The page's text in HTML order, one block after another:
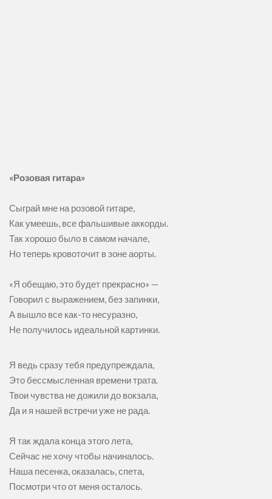
«Розовая гитара»
Сыграй мне на розовой гитаре,
Как умеешь, все фальшивые аккорды.
Так хорошо было в самом начале,
Но теперь кровоточит в зоне аорты.
«Я обещаю, это будет прекрасно» —
Говорил с выражением, без запинки,
А вышло все как-то несуразно,
Не получилось идеальной картинки.
Я ведь сразу тебя предупреждала,
Это бессмысленная времени трата.
Твои чувства не дожили до вокзала,
Да и я нашей встречи уже не рада.
Я так ждала конца этого лета,
Сейчас не хочу чтобы начиналось.
Наша песенка, оказалась, спета,
Посмотри что от меня осталось.